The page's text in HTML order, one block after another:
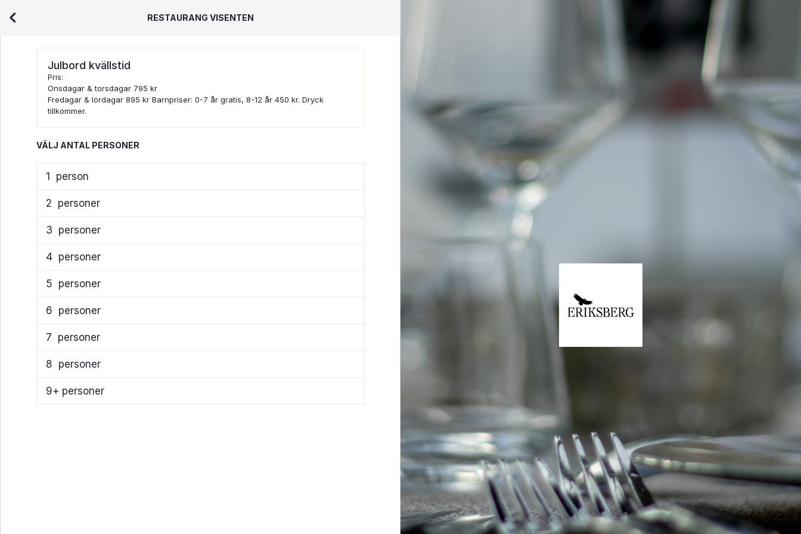
RESTAURANG VISENTEN
Julbord kvällstid
Pris:
Onsdagar & torsdagar 795 kr
Fredagar & lördagar 895 kr Barnpriser: 0-7 år gratis, 8-12 år 450 kr. Dryck
tillkommer.
VÄLJ ANTAL PERSONER
1 person
2 personer
3 personer
4 personer
5 personer
6 personer
7 personer
8 personer
9+ personer